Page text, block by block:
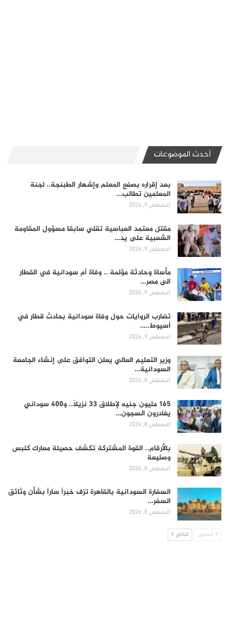
أحدث الموضوعات
بعد إقراره بصفع المعلم وإشهار الطبنجة.. لجنة
المعلمين تطالب…
أغسطس 9, 2026
مقتل معتمد العباسية تقلي سابقا مسؤول المقاومة
الشعبية على يد…
أغسطس 9, 2026
مأساة وحادثة مؤلمة .. وفاة أم سودانية في القطار
الى مصر…
أغسطس 9, 2026
تضارب الروايات حول وفاة سودانية بحادث قطار في
أسيوط..…
أغسطس 9, 2026
وزير التعليم العالي يعلن التوافق على إنشاء الجامعة
السودانية…
أغسطس 8, 2026
165 مليون جنيه لإطلاق 33 نزيلاً.. و400 سوداني
يغادرون السجون…
أغسطس 8, 2026
بالأرقام.. القوة المشتركة تكشف حصيلة معارك كلبس
وصليعة
أغسطس 8, 2026
السفارة السودانية بالقاهرة تزف خبراً ساراً بشأن وثائق
السفر…
أغسطس 8, 2026
السابق التالي